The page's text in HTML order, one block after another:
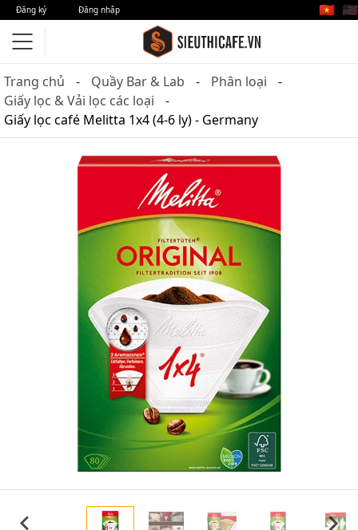
Đăng ký Đăng nhập 🇻🇳 🇺🇸
Trang chủ Quầy Bar & Lab
Phân loại
Giấy lọc & Vải lọc các loại
Giấy lọc café Melitta 1x4 (4-6 ly) - Germany